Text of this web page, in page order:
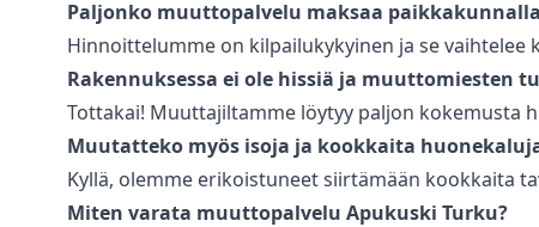
Paljonko muuttopalvelu maksaa
Hinnoittelumme on kilpailukykyinen ja se
Rakennuksessa ei ole hissiä ja
Tottakai! Muuttajiltamme löytyy paljon kokemusta
Muutatteko myös isoja ja kookkaita
Kyllä, olemme erikoistuneet siirtämään kookkaita
Miten varata muuttopalvelu Apukuski Turku?